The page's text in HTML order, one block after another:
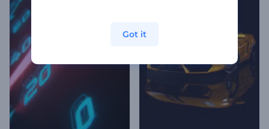
Got it